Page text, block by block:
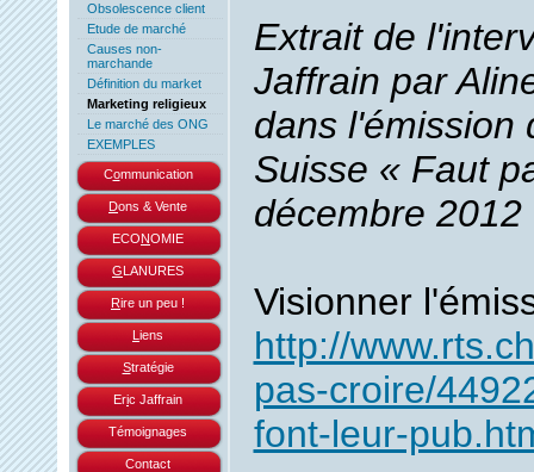
Obsolescence client
Etude de marché
Causes non-
marchande
Définition du market
Marketing religieux
Le marché des ONG
EXEMPLES
Communication
Dons & Vente
ECONOMIE
GLANURES
Rire un peu !
L iens
Stratégie
Eric Jaffrain
Témoignages
Contact
Extrait de
Jaffrain par
dans l'émission
Suisse « Faut
décembre 2012
Visionner
http://
pas-croire/
font-leur-